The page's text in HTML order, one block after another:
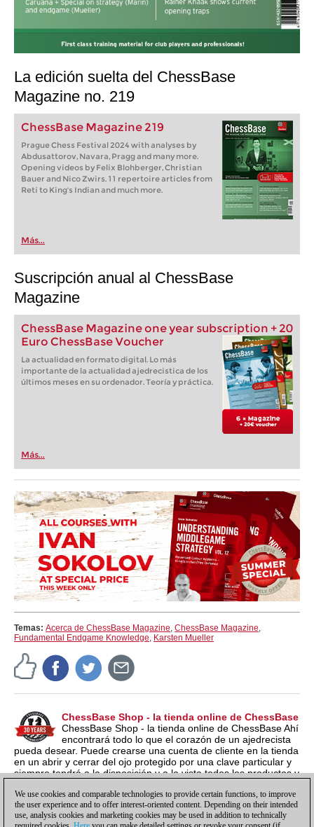
La edición suelta del ChessBase
Magazine no. 219
ChessBase Magazine 219
Prague Chess Festival 2024 with analyses by
Abdusattorov, Navara, Pragg and many more.
Opening videos by Felix Blohberger, Christian
Bauer and Nico Zwirs. 11 repertoire articles from
Reti to King's Indian and much more.
Más...
Suscripción anual al ChessBase
Magazine
ChessBase Magazine one year subscription + 20
Euro ChessBase Voucher
La actualidad en formato digital. Lo más
importante de la actualidad ajedrecistica de los
últimos meses en su ordenador. Teoría y práctica.
Más...
Temas: Acerca de ChessBase Magazine, ChessBase Magazine,
Fundamental Endgame Knowledge, Karsten Mueller
ChessBase Shop - la tienda online de ChessBase
ChessBase Shop - la tienda online de ChessBase Ahí
encontrará todo lo que el corazón de un ajedrecista
pueda desear. Puede crearse una cuenta de cliente en la tienda
en un abrir y cerrar del ojo protegido por una clave particular y
siempre tendrá a la disposición y a la vista todos los productos y
otro ordenador nuevo, por ejemplo.
We use cookies and comparable technologies to provide certain functions, to improve
the user experience and to offer interest-oriented content. Depending on their intended
use, analysis cookies and marketing cookies may be used in addition to technically